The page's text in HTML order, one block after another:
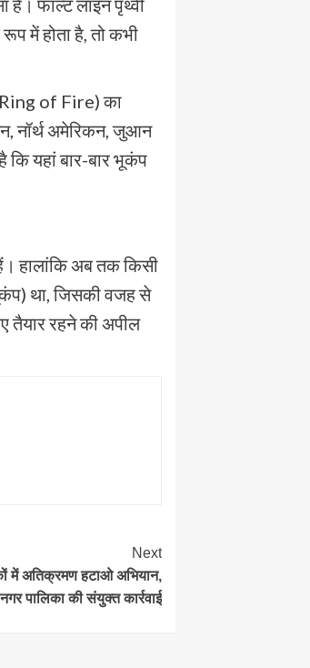
है। फॉल्ट लाइन पृथ्वी
में होता है, तो कभी
of Fire) का
नॉर्थ अमेरिकन, जुआन
यहां बार-बार भूकंप
हालांकि अब तक किसी
था, जिसकी वजह से
रहने की अपील
Next
में अतिक्रमण हटाओ अभियान,
पालिका की संयुक्त कार्रवाई